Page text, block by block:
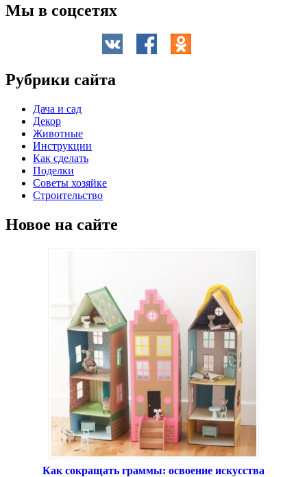
Мы в соцсетях
Рубрики сайта
Дача и сад
Декор
Животные
Инструкции
Как сделать
Поделки
Советы хозяйке
Строительство
Новое на сайте
Как сокращать граммы: освоение искусства